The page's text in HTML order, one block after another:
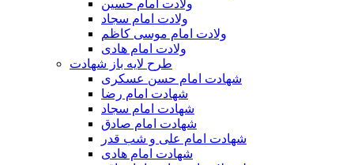
ولادت امام حسین
ولادت امام سجاد
ولادت امام موسی کاظم
ولادت امام هادی
طرح لایه باز شهادت
شهادت امام حسن عسکری
شهادت امام رضا
شهادت امام سجاد
شهادت امام صادق
شهادت امام علی و شب قدر
شهادت امام هادی